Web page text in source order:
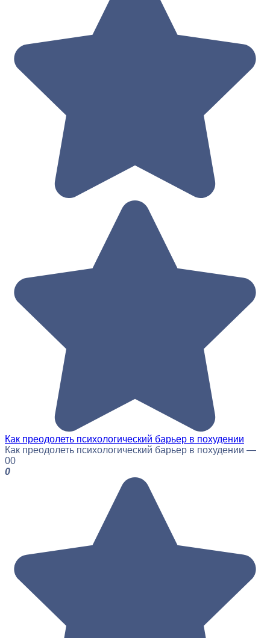
Как преодолеть психологический барьер в похудении
Как преодолеть психологический барьер в похудении —
00
0